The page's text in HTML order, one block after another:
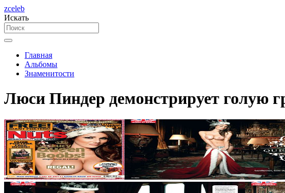
zceleb
Искать
Главная
Альбомы
Знаменитости
Люси Пиндер демонстрирует голую